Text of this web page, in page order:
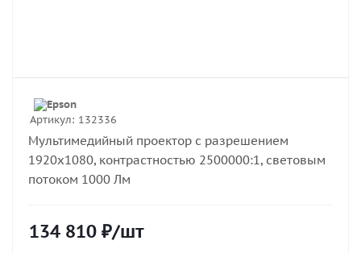
Артикул: 132336
Мультимедийный проектор с разрешением
1920х1080, контрастностью 2500000:1, световым
потоком 1000 Лм
134 810 ₽/шт